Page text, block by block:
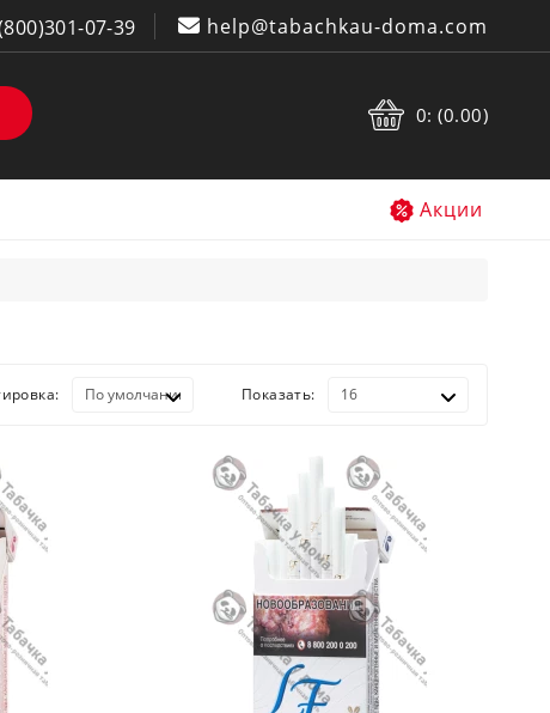
07-39 help@tabachkau-doma.com
0: (0.00)
Акции
Показать: